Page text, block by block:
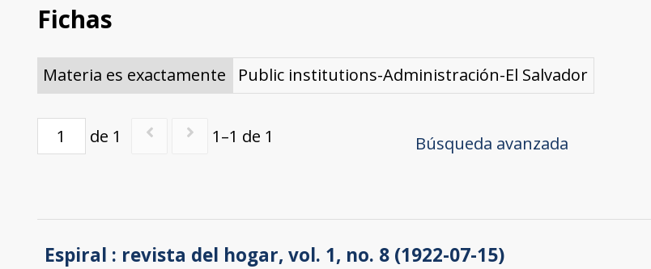
Fichas
Materia es exactamente Public institutions-Administración-El Salvador
de 1 1–1 de 1 Búsqueda avanzada
Espiral : revista del hogar, vol. 1, no. 8 (1922-07-15)